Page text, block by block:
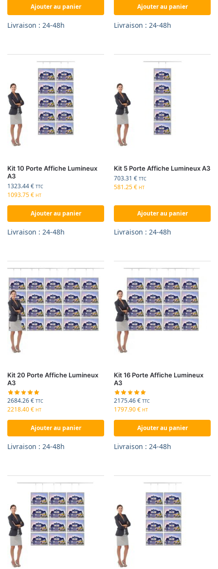
Ajouter au panier
Livraison : 24-48h
Ajouter au panier
Livraison : 24-48h
Kit 10 Porte Affiche Lumineux
A3
1323.44€ TTC
1093.75€ HT
Ajouter au panier
Livraison : 24-48h
Kit 5 Porte Affiche Lumineux A3
703.31 € TTC
581.25€ HT
Ajouter au panier
Livraison : 24-48h
Kit 20 Porte Affiche Lumineux
A3
2684.26€ TTC
2218.40€ HT
Ajouter au panier
Livraison : 24-48h
Kit 16 Porte Affiche Lumineux
A3
2175.46€ TTC
1797.90€ HT
Ajouter au panier
Livraison : 24-48h